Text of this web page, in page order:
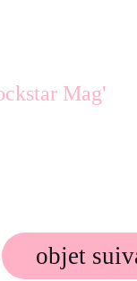
Mag'
objet